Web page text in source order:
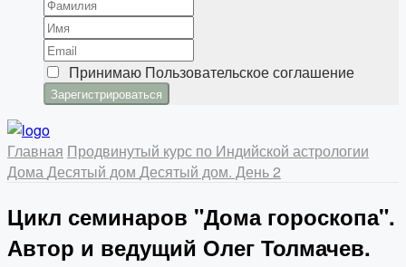
Принимаю Пользовательское соглашение
Главная Продвинутый курс по Индийской астрологии
ДомаДесятый дом Десятый дом. День 2
Цикл семинаров "Дома гороскопа".
Автор и ведущий Олег Толмачев.